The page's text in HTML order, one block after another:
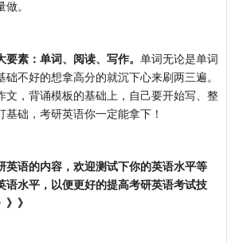
。
素：单词、阅读、写作。 单词无论是单词
不好的想拿高分的就沉下心来刷两三遍。
文，背诵模板的基础上，自己要开始写、整
基础，考研英语你一定能拿下！
英语的内容，欢迎测试下你的英语水平等
语水平，以便更好的提高考研英语考试技
》》